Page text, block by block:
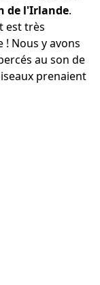
de l'Irlande.
est très
! Nous y avons
au son de
prenaient